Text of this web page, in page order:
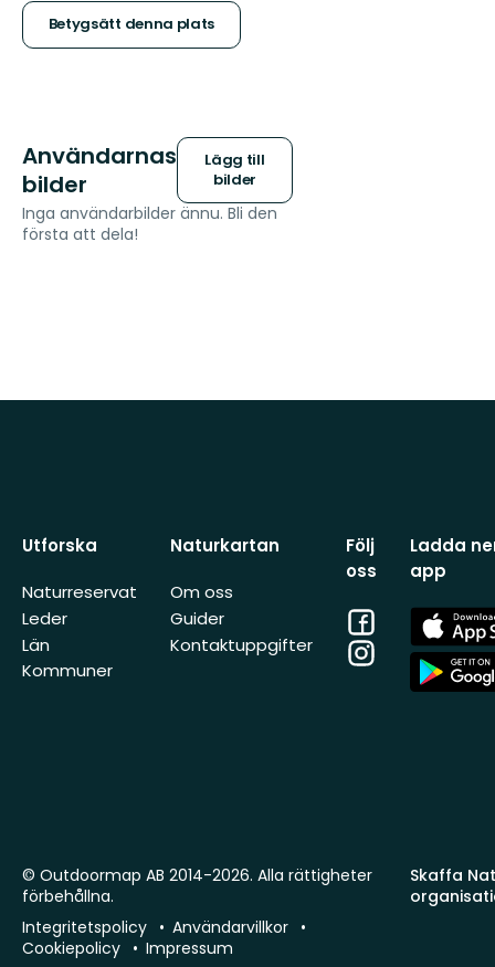
stjärnor
Betygsätt denna plats
Användarnas
bilder
Lägg till
bilder
Inga användarbilder ännu. Bli den
första att dela!
Utforska
Naturreservat
Leder
Län
Kommuner
Naturkartan
Om oss
Guider
Kontaktuppgifter
Följ
oss
Facebook
Instagram
Ladda
app
App
Store
App
Store
Skaffa
© Outdoormap AB 2014-2026. Alla rättigheter
förbehållna.
Integritetspolicy
Användarvillkor
Cookiepolicy
Impressum